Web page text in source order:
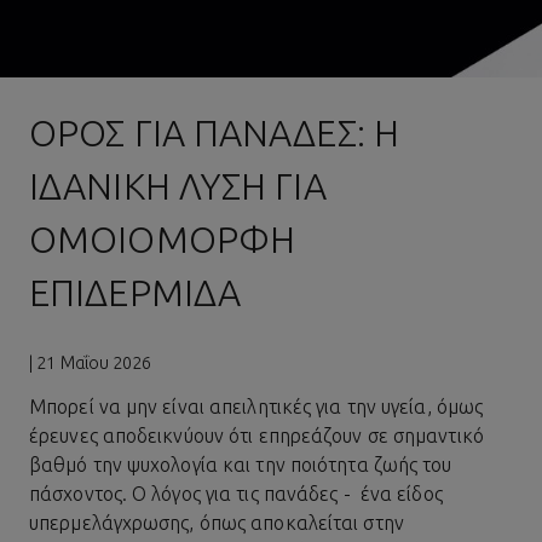
ΟΡΌΣ ΓΙΑ ΠΑΝΆΔΕΣ: Η
ΙΔΑΝΙΚΉ ΛΎΣΗ ΓΙΑ
ΟΜΟΙΌΜΟΡΦΗ
ΕΠΙΔΕΡΜΊΔΑ
| 21 Μαΐου 2026
Μπορεί να μην είναι απειλητικές για την υγεία, όμως
έρευνες αποδεικνύουν ότι επηρεάζουν σε σημαντικό
βαθμό την ψυχολογία και την ποιότητα ζωής του
πάσχοντος. Ο λόγος για τις πανάδες - ένα είδος
υπερμελάγχρωσης, όπως αποκαλείται στην